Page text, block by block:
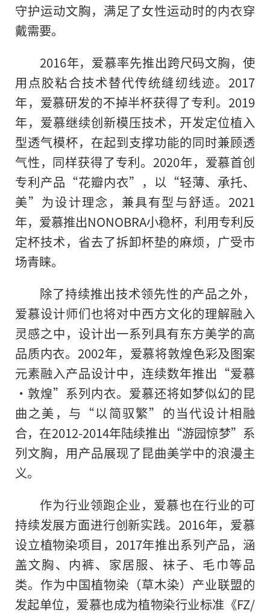
守护运动文胸，满足了女性运动时的内衣穿
戴需要。
2016年，爱慕率先推出跨尺码文胸，使
用点胶粘合技术替代传统缝纫线迹。2017
年，爱慕研发的不掉半杯获得了专利。2019
年，爱慕继续创新模压技术，开发定位植入
型透气模杯，在起到支撑功能的同时兼顾透
气性，同样获得了专利。2020年，爱慕首创
专利产品“花瓣内衣”，以“轻薄、承托、
美”为设计理念，兼具有型与舒适。2021
年，爱慕推出NONOBRA小稳杯，利用专利反
定杯技术，省去了拆卸杯垫的麻烦，广受市
场青睐。
除了持续推出技术领先性的产品之外，
爱慕设计师们也将对中西方文化的理解融入
灵感之中，设计出一系列具有东方美学的高
品质内衣。2002年，爱慕将敦煌色彩及图案
元素融入产品设计中，连续数年推出“爱慕
·敦煌”系列内衣。爱慕还将如梦似幻的昆
曲之美，与“以简驭繁”的当代设计相融
合，在2012-2014年陆续推出“游园惊梦”系
列文胸，用产品展现了昆曲美学中的浪漫主
义。
作为行业领跑企业，爱慕也在行业的可
持续发展方面进行创新实践。2016年，爱慕
设立植物染项目，2017年推出系列产品，涵
盖文胸、内裤、家居服、袜子、毛巾等品
类。作为中国植物染（草木染）产业联盟的
发起单位，爱慕也成为植物染行业标准《FZ/